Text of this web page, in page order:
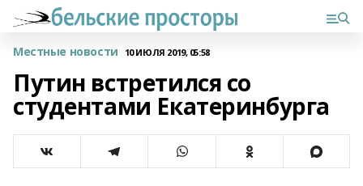
Местные новости 10 ИЮЛЯ 2019, 05:58
Путин встретился со
студентами Екатеринбурга